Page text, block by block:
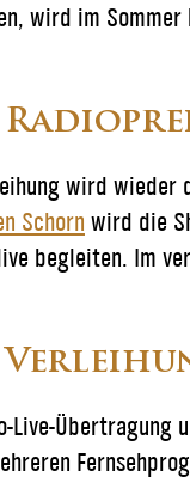
wird im
wird wieder
Schorn wird die
begleiten. Im
Live-Übertragung